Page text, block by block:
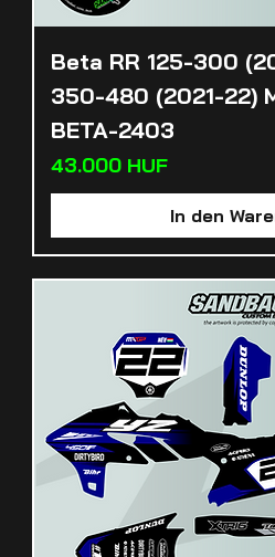
Beta RR 125-300
350-480 (2021-22)
BETA-2403
Preis
43.000 HUF
In den